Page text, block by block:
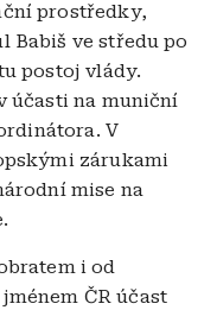
prostředky,
Babiš ve středu po
postoj vlády.
účasti na muniční
V
zárukami
mise na
i od
ČR účast